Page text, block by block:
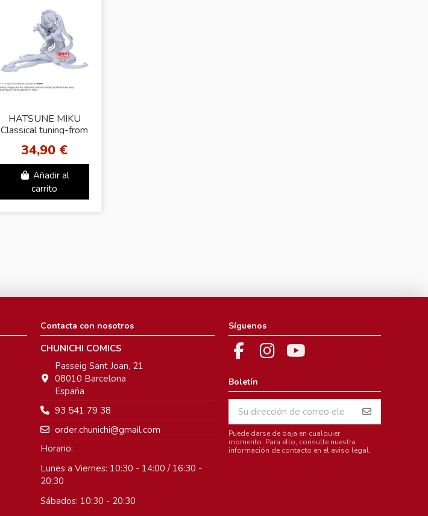
HATSUNE MIKU
Classical tuning-from
Beauty Suite"-
34,90 €
Añadir al
carrito
Contacta con nosotros
CHUNICHI COMICS
Passeig Sant Joan, 21
08010 Barcelona
España
93 541 79 38
order.chunichi@gmail.com
Horario:
Lunes a Viernes: 10:30 - 14:00 / 16:30 -
20:30
Sábados: 10:30 - 20:30
Síguenos
Boletín
Puede darse de baja en cualquier
momento. Para ello, consulte nuestra
información de contacto en el aviso legal.